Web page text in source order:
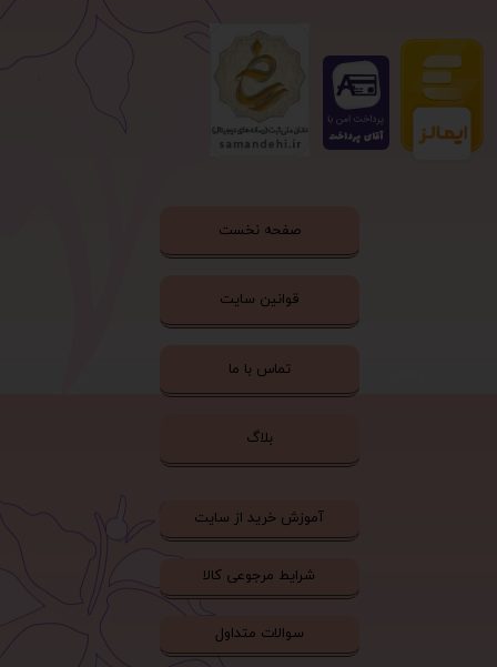
صفحه نخست
قوانین سایت
تماس با ما
بلاگ
آموزش خرید از سایت
شرایط مرجوعی کالا
سوالات متداول